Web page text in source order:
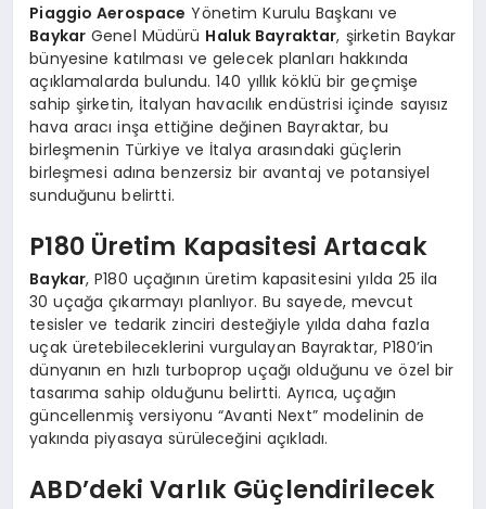
Piaggio Aerospace Yönetim Kurulu Başkanı ve
Baykar Genel Müdürü Haluk Bayraktar, şirketin Baykar
bünyesine katılması ve gelecek planları hakkında
açıklamalarda bulundu. 140 yıllık köklü bir geçmişe
sahip şirketin, İtalyan havacılık endüstrisi içinde sayısız
hava aracı inşa ettiğine değinen Bayraktar, bu
birleşmenin Türkiye ve İtalya arasındaki güçlerin
birleşmesi adına benzersiz bir avantaj ve potansiyel
sunduğunu belirtti.
P180 Üretim Kapasitesi Artacak
Baykar, P180 uçağının üretim kapasitesini yılda 25 ila
30 uçağa çıkarmayı planlıyor. Bu sayede, mevcut
tesisler ve tedarik zinciri desteğiyle yılda daha fazla
uçak üretebileceklerini vurgulayan Bayraktar, P180’in
dünyanın en hızlı turboprop uçağı olduğunu ve özel bir
tasarıma sahip olduğunu belirtti. Ayrıca, uçağın
güncellenmiş versiyonu “Avanti Next” modelinin de
yakında piyasaya sürüleceğini açıkladı.
ABD’deki Varlık Güçlendirilecek